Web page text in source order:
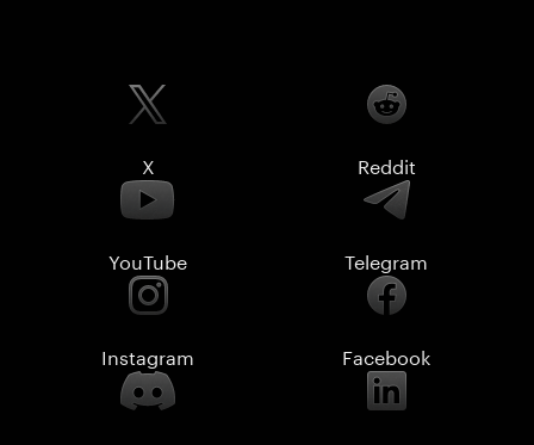
X Reddit
YouTube Telegram
Instagram Facebook